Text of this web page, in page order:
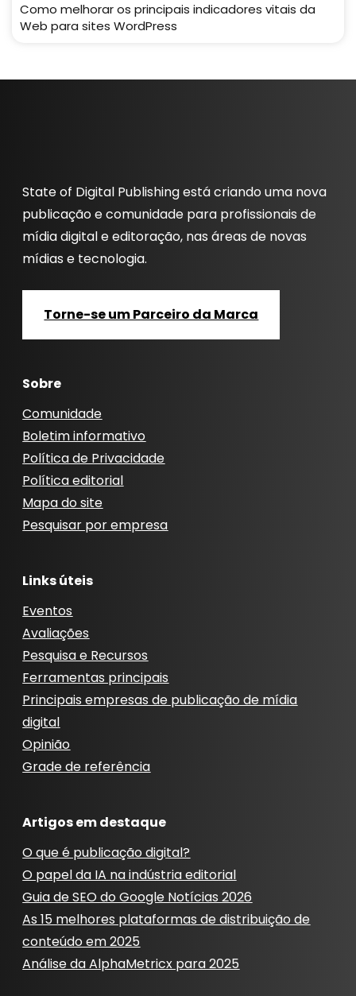
Como melhorar os principais indicadores vitais da
Web para sites WordPress
State of Digital Publishing está criando uma nova
publicação e comunidade para profissionais de
mídia digital e editoração, nas áreas de novas
mídias e tecnologia.
Torne-se um Parceiro da Marca
Sobre
Comunidade
Boletim informativo
Política de Privacidade
Política editorial
Mapa do site
Pesquisar por empresa
Links úteis
Eventos
Avaliações
Pesquisa e Recursos
Ferramentas principais
Principais empresas de publicação de mídia
digital
Opinião
Grade de referência
Artigos em destaque
O que é publicação digital?
O papel da IA ​​na indústria editorial
Guia de SEO do Google Notícias 2026
As 15 melhores plataformas de distribuição de
conteúdo em 2025
Análise da AlphaMetricx para 2025